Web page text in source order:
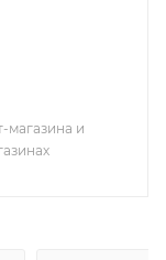
магазина и